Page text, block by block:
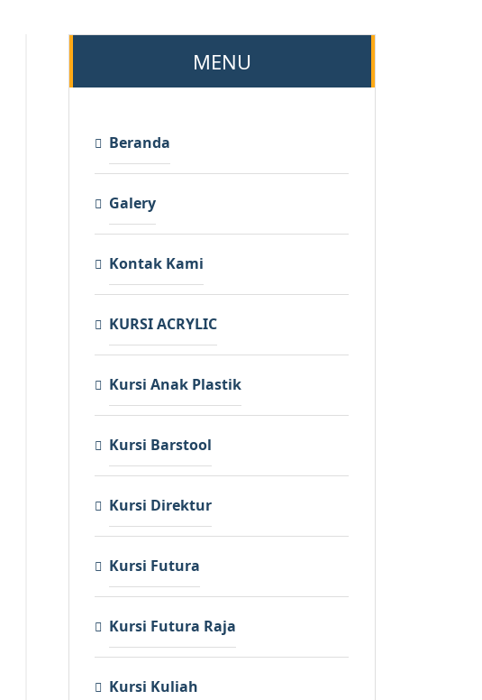
MENU
Beranda
Galery
Kontak Kami
KURSI ACRYLIC
Kursi Anak Plastik
Kursi Barstool
Kursi Direktur
Kursi Futura
Kursi Futura Raja
Kursi Kuliah